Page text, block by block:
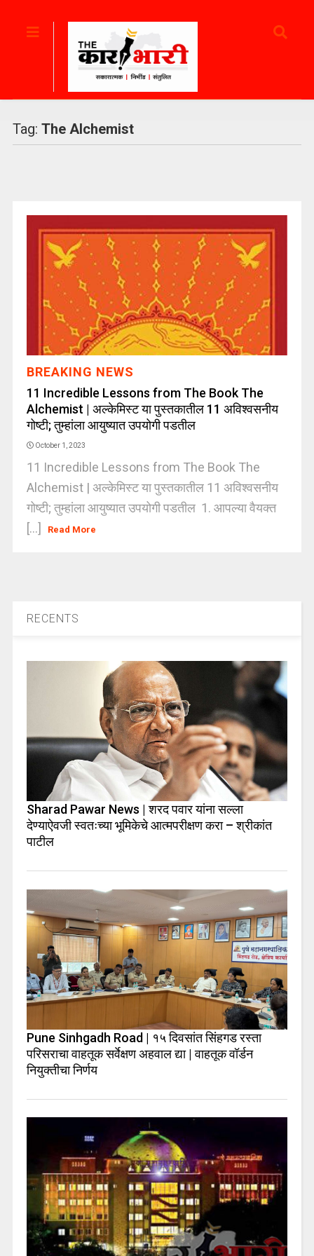
Tag: The Alchemist
BREAKING NEWS
11 Incredible Lessons from The Book The
Alchemist | अल्केमिस्ट या पुस्तकातील 11 अविश्वसनीय
गोष्टी; तुम्हांला आयुष्यात उपयोगी पडतील
October 1, 2023
11 Incredible Lessons from The Book The
Alchemist | अल्केमिस्ट या पुस्तकातील 11 अविश्वसनीय
गोष्टी; तुम्हांला आयुष्यात उपयोगी पडतील 1. आपल्या वैयक्त
[...]
Read More
RECENTS
Sharad Pawar News | शरद पवार यांना सल्ला
देण्याऐवजी स्वतःच्या भूमिकेचे आत्मपरीक्षण करा – श्रीकांत
पाटील
Pune Sinhgadh Road | १५ दिवसांत सिंहगड रस्ता
परिसराचा वाहतूक सर्वेक्षण अहवाल द्या | वाहतूक वॉर्डन
नियुक्तीचा निर्णय